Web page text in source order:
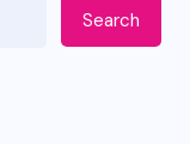
Search